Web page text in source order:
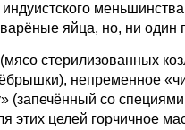
яйца, но, ни
непременное
(запечённый со
этих целей горчичное